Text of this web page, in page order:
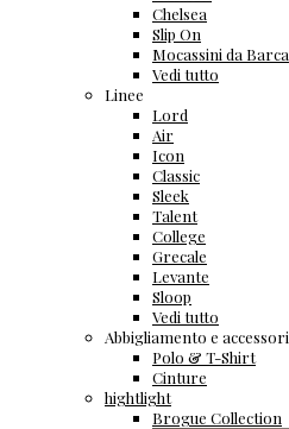
Chelsea
Slip On
Mocassini da Barca
Vedi tutto
Linee
Lord
Air
Icon
Classic
Sleek
Talent
College
Grecale
Levante
Sloop
Vedi tutto
Abbigliamento e accessori
Polo & T-Shirt
Cinture
hightlight
Brogue Collection